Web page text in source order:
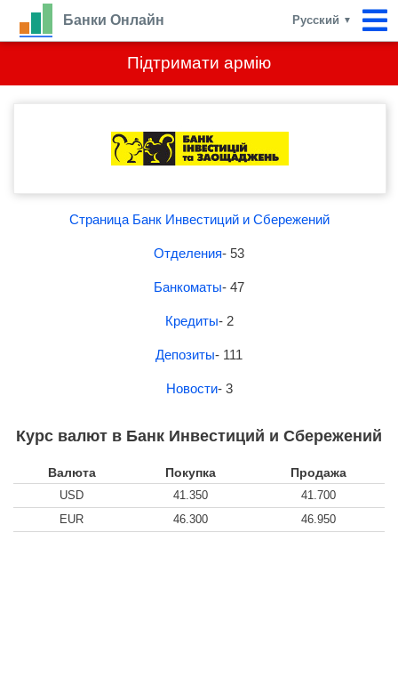
Підтримати армію
Банки Онлайн Русский ▼
Страница Банк Инвестиций и Сбережений
Отделения- 53
Банкоматы- 47
Кредиты- 2
Депозиты- 111
Новости- 3
Курс валют в Банк Инвестиций и Сбережений
Валюта Покупка Продажа
USD 41.350
41.700
EUR
46.300 46.950